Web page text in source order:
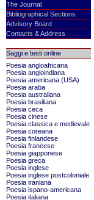
The Journal
Bibliographical Sections
Advisory Board
Contacts & Address
Saggi e testi online
Poesia angloafricana
Poesia angloindiana
Poesia americana (USA)
Poesia araba
Poesia australiana
Poesia brasiliana
Poesia ceca
Poesia cinese
Poesia classica e medievale
Poesia coreana
Poesia finlandese
Poesia francese
Poesia giapponese
Poesia greca
Poesia inglese
Poesia inglese postcoloniale
Poesia iraniana
Poesia ispano-americana
Poesia italiana